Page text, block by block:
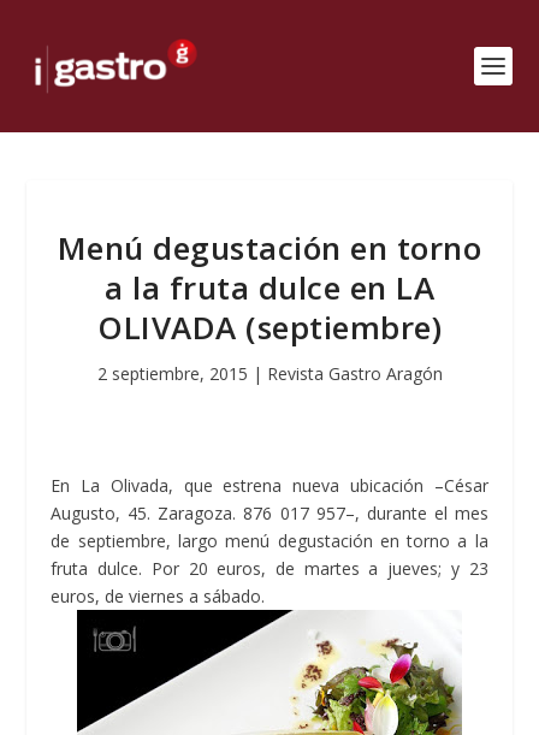
Menú degustación en torno
a la fruta dulce en LA
OLIVADA (septiembre)
2 septiembre, 2015 | Revista Gastro Aragón
En La Olivada, que estrena nueva ubicación –César
Augusto, 45. Zaragoza. 876 017 957–, durante el mes
de septiembre, largo menú degustación en torno a la
fruta dulce. Por 20 euros, de martes a jueves; y 23
euros, de viernes a sábado.